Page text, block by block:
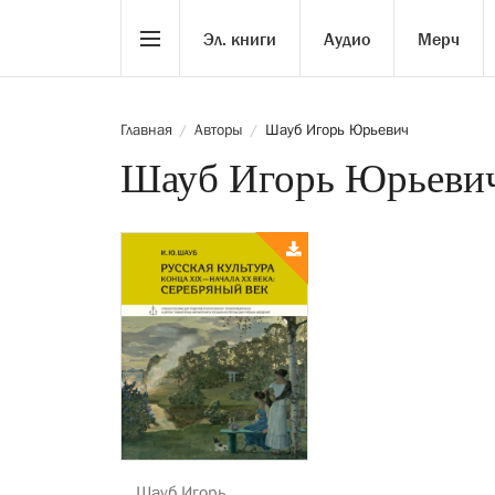
Эл. книги Аудио Мерч
Главная / Авторы / Шауб Игорь Юрьевич
Шауб Игорь